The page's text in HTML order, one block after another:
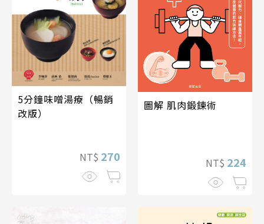
5分鐘味噌湯療（暢銷
改版）
NT$ 270
圖解 肌肉鍛鍊術
NT$ 224